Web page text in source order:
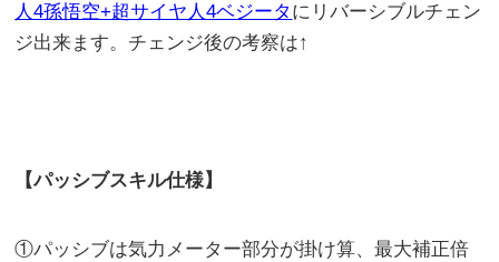
人4孫悟空+超サイヤ人4ベジータ にリバーシブルチェン
ジ出来ます。チェンジ後の考察は↑
【パッシブスキル仕様】
①パッシブは気力メーター部分が掛け算、最大補正倍